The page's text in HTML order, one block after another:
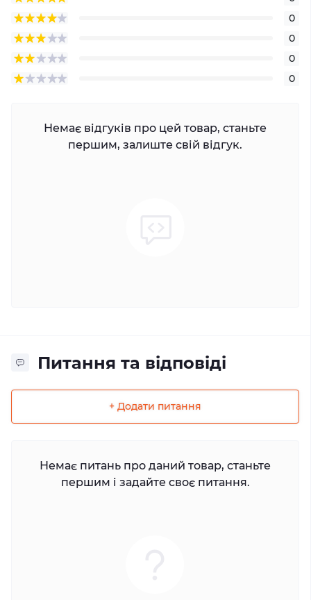
0
0
0
0
Немає відгуків про цей товар, станьте
першим, залиште свій відгук.
Питання та відповіді
+ Додати питання
Немає питань про даний товар, станьте
першим і задайте своє питання.